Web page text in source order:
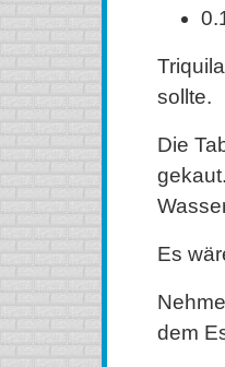
sollte.
Die
Es
dem